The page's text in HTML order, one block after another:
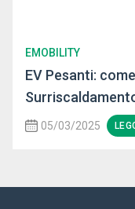
EMOBILITY
EV Pesanti:
05/03/2025